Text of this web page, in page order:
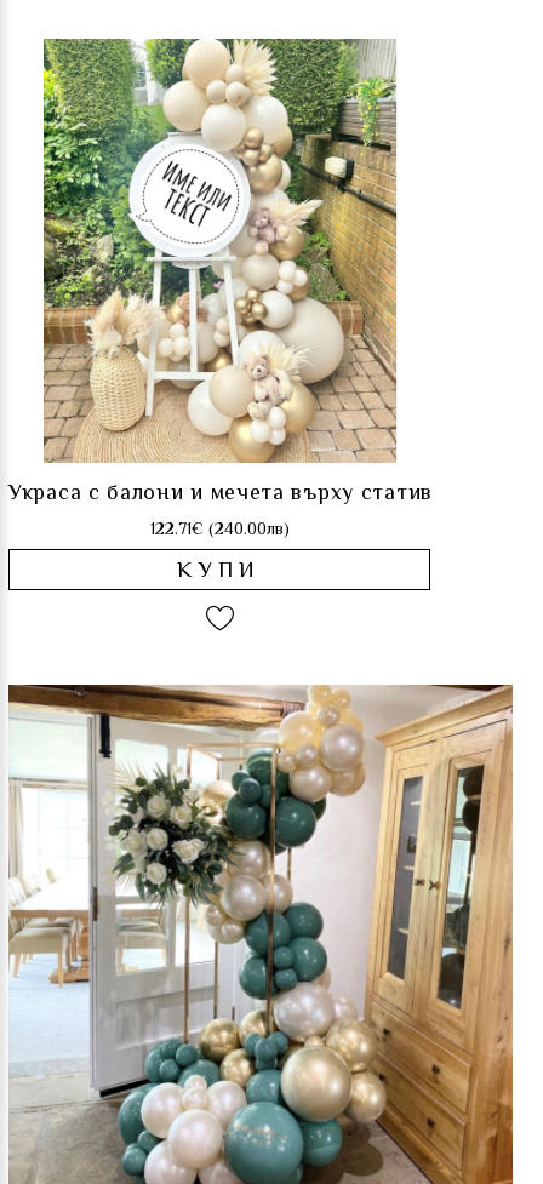
Украса с балони и мечета върху статив
122.71€ (240.00лв)
КУПИ